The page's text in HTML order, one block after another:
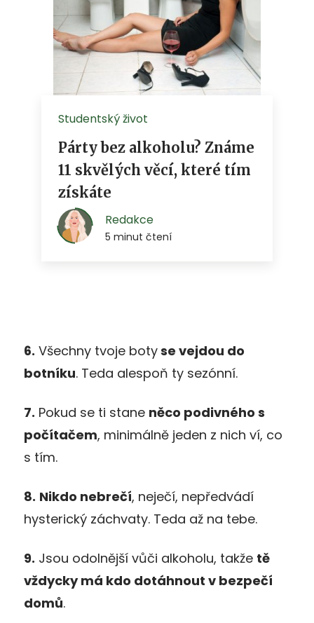
6. Všechny tvoje botyse vejdou do
botníku. Teda alespoň ty sezónní.
7. Pokud se ti stane něco podivného s
počítačem, minimálně jeden z nich ví, co
s tím.
8. Nikdo nebrečí, neječí, nepředvádí
hysterický záchvaty. Teda až na tebe.
9. Jsou odolnější vůči alkoholu, takže tě
vždycky má kdo dotáhnout v bezpečí
domů.